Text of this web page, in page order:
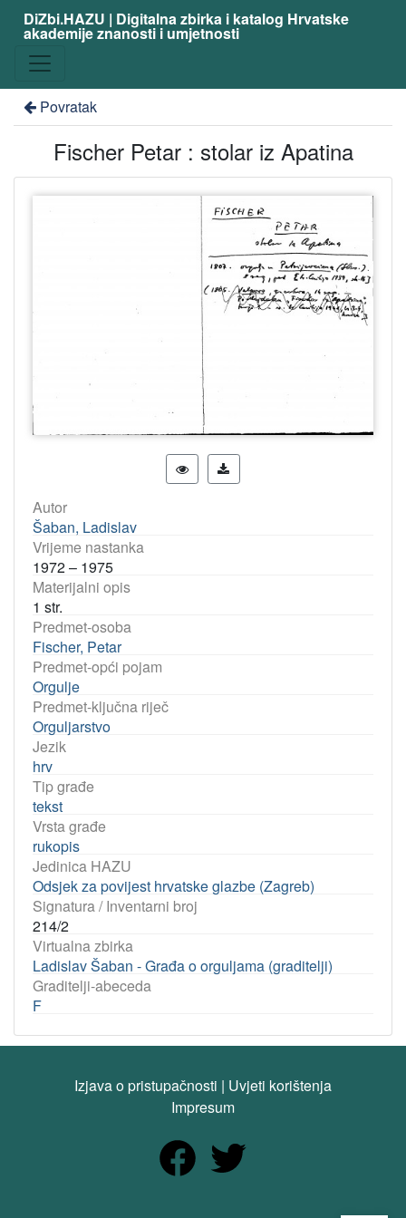
DiZbi.HAZU | Digitalna zbirka i katalog Hrvatske
akademije znanosti i umjetnosti
Povratak
Fischer Petar : stolar iz Apatina
Autor
Šaban, Ladislav
Vrijeme nastanka
1972 – 1975
Materijalni opis
1 str.
Predmet-osoba
Fischer, Petar
Predmet-opći pojam
Orgulje
Predmet-ključna riječ
Orguljarstvo
Jezik
hrv
Tip građe
tekst
Vrsta građe
rukopis
Jedinica HAZU
Odsjek za povijest hrvatske glazbe (Zagreb)
Signatura / Inventarni broj
214/2
Virtualna zbirka
Ladislav Šaban - Građa o orguljama (graditelji)
Graditelji-abeceda
F
Izjava o pristupačnosti | Uvjeti korištenja
Impresum